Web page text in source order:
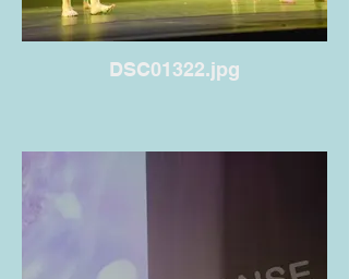
DSC01322.jpg